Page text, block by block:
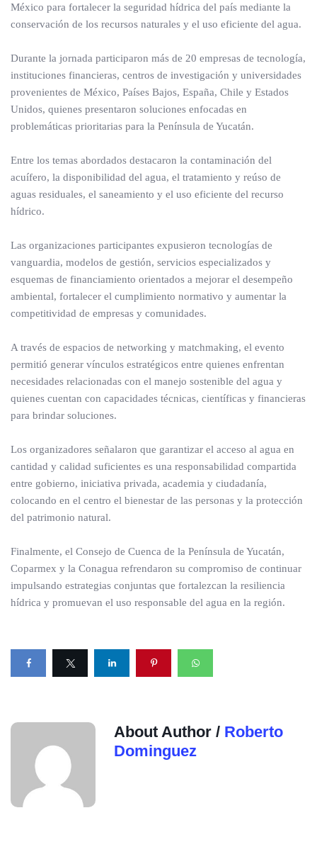
México para fortalecer la seguridad hídrica del país mediante la
conservación de los recursos naturales y el uso eficiente del agua.
Durante la jornada participaron más de 20 empresas de tecnología,
instituciones financieras, centros de investigación y universidades
provenientes de México, Países Bajos, España, Chile y Estados
Unidos, quienes presentaron soluciones enfocadas en
problemáticas prioritarias para la Península de Yucatán.
Entre los temas abordados destacaron la contaminación del
acuífero, la disponibilidad del agua, el tratamiento y reúso de
aguas residuales, el saneamiento y el uso eficiente del recurso
hídrico.
Las organizaciones participantes expusieron tecnologías de
vanguardia, modelos de gestión, servicios especializados y
esquemas de financiamiento orientados a mejorar el desempeño
ambiental, fortalecer el cumplimiento normativo y aumentar la
competitividad de empresas y comunidades.
A través de espacios de networking y matchmaking, el evento
permitió generar vínculos estratégicos entre quienes enfrentan
necesidades relacionadas con el manejo sostenible del agua y
quienes cuentan con capacidades técnicas, científicas y financieras
para brindar soluciones.
Los organizadores señalaron que garantizar el acceso al agua en
cantidad y calidad suficientes es una responsabilidad compartida
entre gobierno, iniciativa privada, academia y ciudadanía,
colocando en el centro el bienestar de las personas y la protección
del patrimonio natural.
Finalmente, el Consejo de Cuenca de la Península de Yucatán,
Coparmex y la Conagua refrendaron su compromiso de continuar
impulsando estrategias conjuntas que fortalezcan la resiliencia
hídrica y promuevan el uso responsable del agua en la región.
About Author / Roberto
Dominguez